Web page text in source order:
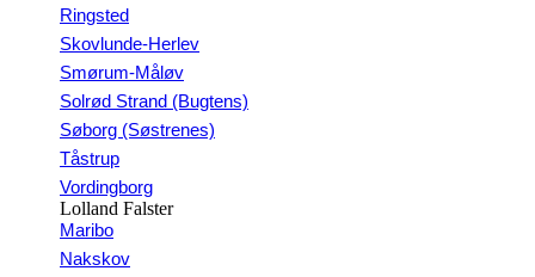
Ringsted
Skovlunde-Herlev
Smørum-Måløv
Solrød Strand (Bugtens)
Søborg (Søstrenes)
Tåstrup
Vordingborg
Lolland Falster
Maribo
Nakskov